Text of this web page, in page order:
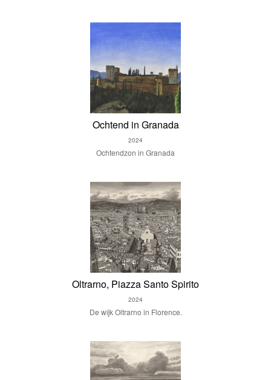
Ochtend in Granada
2024
Ochtendzon in Granada
Oltrarno, Piazza Santo Spirito
2024
De wijk Oltrarno in Florence.